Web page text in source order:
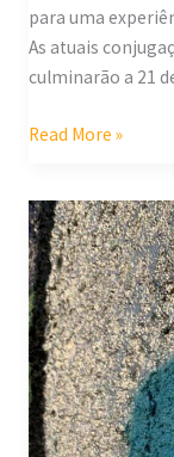
para uma
As atuais
culminarão a 21
Read More »
Fazer
perguntas